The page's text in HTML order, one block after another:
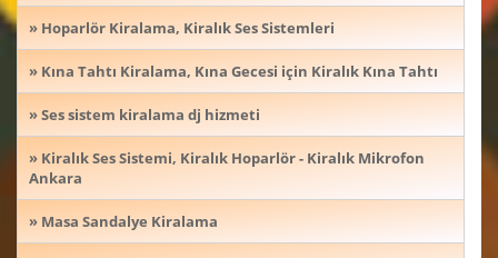
» Hoparlör Kiralama, Kiralık Ses Sistemleri
» Kına Tahtı Kiralama, Kına Gecesi için Kiralık Kına Tahtı
» Ses sistem kiralama dj hizmeti
» Kiralık Ses Sistemi, Kiralık Hoparlör - Kiralık Mikrofon
Ankara
» Masa Sandalye Kiralama